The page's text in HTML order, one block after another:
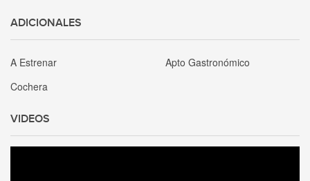
ADICIONALES
A Estrenar
Apto Gastronómico
Cochera
VIDEOS